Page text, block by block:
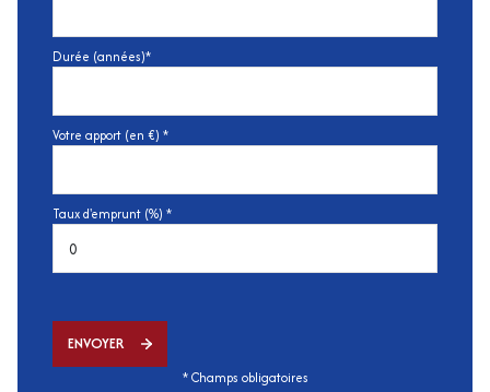
Durée (années)*
Votre apport (en €) *
Taux d'emprunt (%) *
ENVOYER
* Champs obligatoires